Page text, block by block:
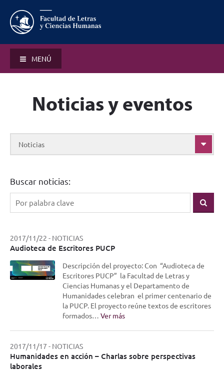
MENÚ
Noticias y eventos
Noticias
Buscar noticias:
2017/11/22 - NOTICIAS
Audioteca de Escritores PUCP
Descripción del proyecto: Con “Audioteca de
Escritores PUCP” la Facultad de Letras y
Ciencias Humanas y el Departamento de
Humanidades celebran el primer centenario de
la PUCP. El proyecto reúne textos de escritores
formados… Ver más
2017/11/17 - NOTICIAS
Humanidades en acción – Charlas sobre perspectivas
laborales